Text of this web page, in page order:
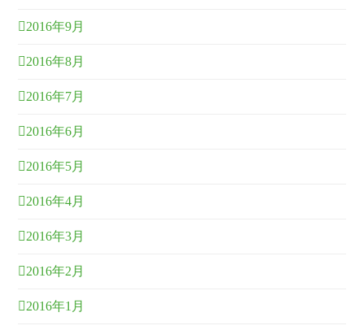
2016年9月
2016年8月
2016年7月
2016年6月
2016年5月
2016年4月
2016年3月
2016年2月
2016年1月